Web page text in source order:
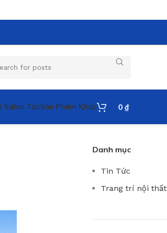
Salon TócSản Phẩm Khác 0 ₫
Danh mục
Tin Tức
Trang trí nội thất